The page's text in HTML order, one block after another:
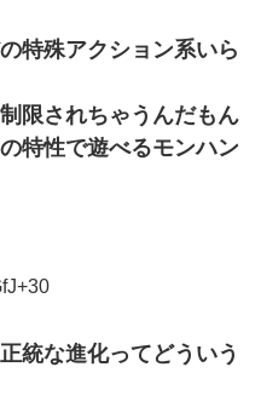
特殊アクション系いら
限されちゃうんだもん
特性で遊べるモンハン
統な進化ってどういう